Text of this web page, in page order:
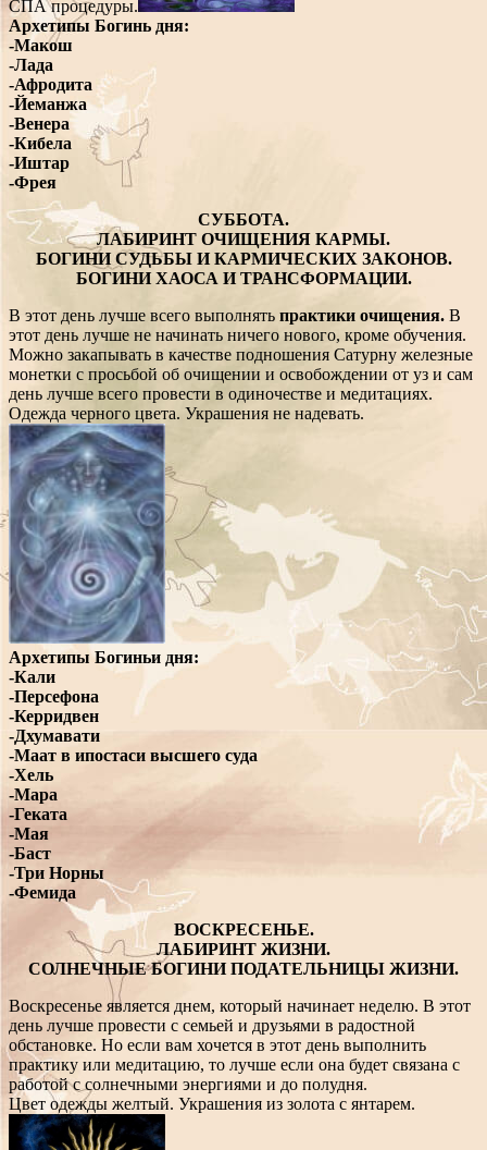
СПА процедуры.
Архетипы Богинь дня:
-Макош
-Лада
-Афродита
-Йеманжа
-Венера
-Кибела
-Иштар
-Фрея
СУББОТА.
ЛАБИРИНТ ОЧИЩЕНИЯ КАРМЫ.
БОГИНИ СУДЬБЫ И КАРМИЧЕСКИХ ЗАКОНОВ.
БОГИНИ ХАОСА И ТРАНСФОРМАЦИИ.
В этот день лучше всего выполнять практики очищения. В
этот день лучше не начинать ничего нового, кроме обучения.
Можно закапывать в качестве подношения Сатурну железные
монетки с просьбой об очищении и освобождении от уз и сам
день лучше всего провести в одиночестве и медитациях.
Одежда черного цвета. Украшения не надевать.
Архетипы Богиньи дня:
-Кали
-Персефона
-Керридвен
-Дхумавати
-Маат в ипостаси высшего суда
-Хель
-Мара
-Геката
-Мая
-Баст
-Три Норны
-Фемида
ВОСКРЕСЕНЬЕ.
ЛАБИРИНТ ЖИЗНИ.
СОЛНЕЧНЫЕ БОГИНИ ПОДАТЕЛЬНИЦЫ ЖИЗНИ.
Воскресенье является днем, который начинает неделю. В этот
день лучше провести с семьей и друзьями в радостной
обстановке. Но если вам хочется в этот день выполнить
практику или медитацию, то лучше если она будет связана с
работой с солнечными энергиями и до полудня.
Цвет одежды желтый. Украшения из золота с янтарем.